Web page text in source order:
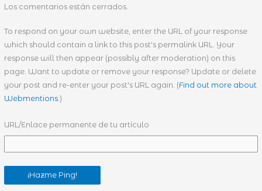
Los comentarios están cerrados.
To respond on your own website, enter the URL of your response
which should contain a link to this post's permalink URL. Your
response will then appear (possibly after moderation) on this
page. Want to update or remove your response? Update or delete
your post and re-enter your post's URL again. (Find out more about
Webmentions.)
URL/Enlace permanente de tu artículo